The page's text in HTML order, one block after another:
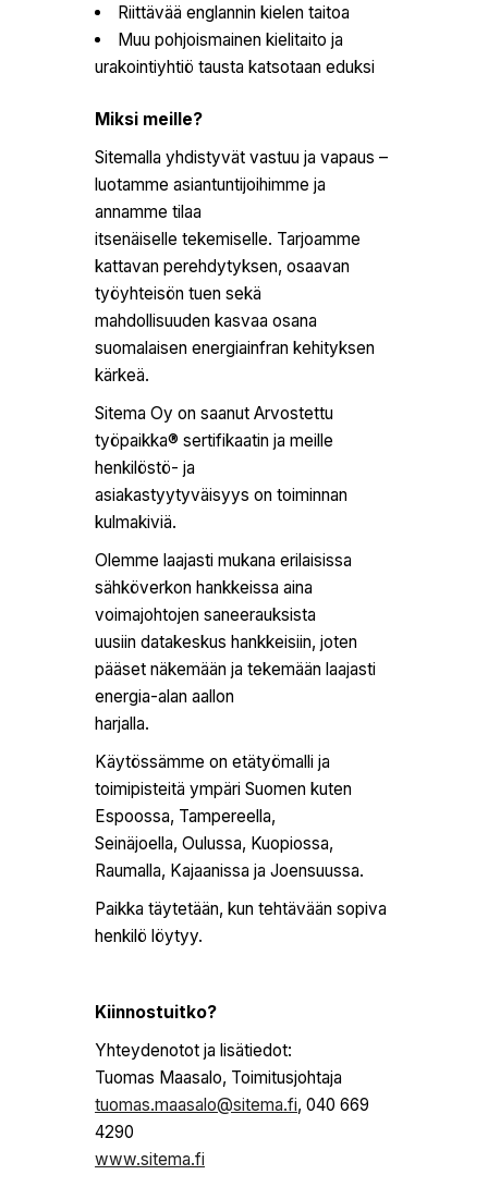
Riittävää englannin kielen taitoa
Muu pohjoismainen kielitaito ja
urakointiyhtiö tausta katsotaan eduksi
Miksi meille?
Sitemalla yhdistyvät vastuu ja vapaus –
luotamme asiantuntijoihimme ja
annamme tilaa
itsenäiselle tekemiselle. Tarjoamme
kattavan perehdytyksen, osaavan
työyhteisön tuen sekä
mahdollisuuden kasvaa osana
suomalaisen energiainfran kehityksen
kärkeä.
Sitema Oy on saanut Arvostettu
työpaikka® sertifikaatin ja meille
henkilöstö- ja
asiakastyytyväisyys on toiminnan
kulmakiviä.
Olemme laajasti mukana erilaisissa
sähköverkon hankkeissa aina
voimajohtojen saneerauksista
uusiin datakeskus hankkeisiin, joten
pääset näkemään ja tekemään laajasti
energia-alan aallon
harjalla.
Käytössämme on etätyömalli ja
toimipisteitä ympäri Suomen kuten
Espoossa, Tampereella,
Seinäjoella, Oulussa, Kuopiossa,
Raumalla, Kajaanissa ja Joensuussa.
Paikka täytetään, kun tehtävään sopiva
henkilö löytyy.
Kiinnostuitko?
Yhteydenotot ja lisätiedot:
Tuomas Maasalo, Toimitusjohtaja
tuomas.maasalo@sitema.fi, 040 669
4290
www.sitema.fi